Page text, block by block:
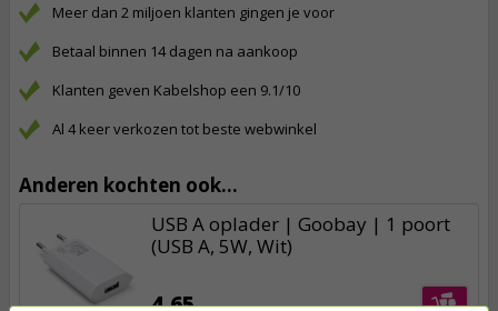
Meer dan 2 miljoen klanten gingen je voor
Betaal binnen 14 dagen na aankoop
Klanten geven Kabelshop een 9.1/10
Al 4 keer verkozen tot beste webwinkel
Anderen kochten ook...
USB A oplader | Goobay | 1 poort
(USB A, 5W, Wit)
4,65